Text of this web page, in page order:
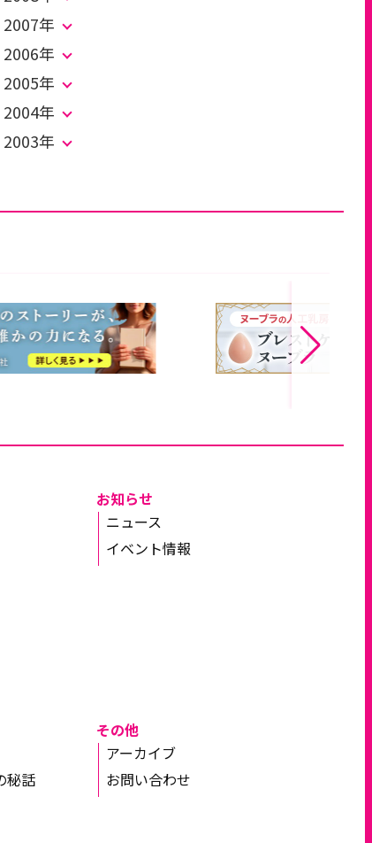
2007年
2006年
2005年
2004年
2003年
お知らせ
ニュース
イベント情報
秘話
その他
アーカイブ
お問い合わせ